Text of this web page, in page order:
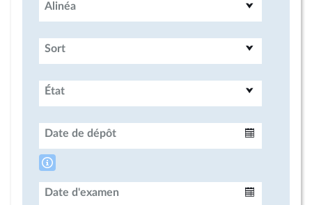
Alinéa
Sort
État
Date de dépôt
Date d'examen